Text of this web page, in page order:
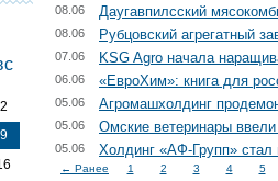
Даугавпилсский
08.06
Рубцовский агрегатный
08.06
KSG Agro начала
07.06
«ЕвроХим»: книга для
06.06
Агромашхолдинг
05.06
Омские ветеринары
05.06
Холдинг «АФ-Групп»
05.06
← Ранее 1 2 3 4 5
2
9